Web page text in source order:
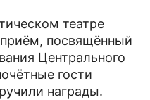
театре
посвящённый
Центрального
гости
награды.